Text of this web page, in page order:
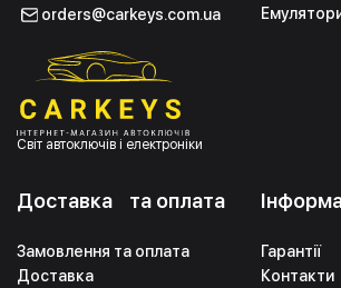
orders@carkeys.com.ua
Світ автоключів і електроніки
Гарантії
Контакти
Доставка та оплата
Замовлення та оплата
Доставка